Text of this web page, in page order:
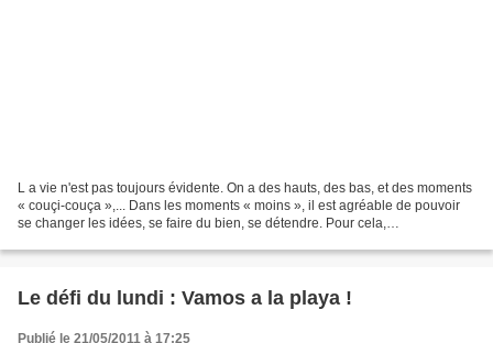
L a vie n'est pas toujours évidente. On a des hauts, des bas, et des moments
« couçi-couça »,... Dans les moments « moins », il est agréable de pouvoir
se changer les idées, se faire du bien, se détendre. Pour cela,
Le défi du lundi : Vamos a la playa !
Publié le 21/05/2011 à 17:25